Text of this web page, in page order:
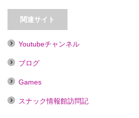
【新宿】Ｌｏｕｎｇｅ Ｒ８２
（アールハニー）
関連サイト
Youtubeチャンネル
ブログ
Games
スナック情報館訪問記